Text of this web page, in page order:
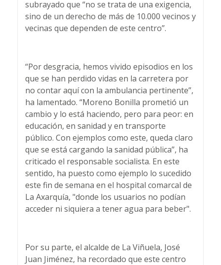
subrayado que “no se trata de una exigencia,
sino de un derecho de más de 10.000 vecinos y
vecinas que dependen de este centro”.
“Por desgracia, hemos vivido episodios en los
que se han perdido vidas en la carretera por
no contar aquí con la ambulancia pertinente”,
ha lamentado. “Moreno Bonilla prometió un
cambio y lo está haciendo, pero para peor: en
educación, en sanidad y en transporte
público. Con ejemplos como este, queda claro
que se está cargando la sanidad pública”, ha
criticado el responsable socialista. En este
sentido, ha puesto como ejemplo lo sucedido
este fin de semana en el hospital comarcal de
La Axarquía, "donde los usuarios no podían
acceder ni siquiera a tener agua para beber".
Por su parte, el alcalde de La Viñuela, José
Juan Jiménez, ha recordado que este centro